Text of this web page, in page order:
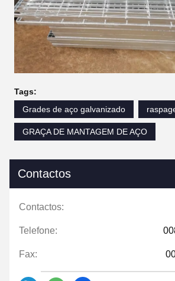
Tags:
Grades de aço galvanizado
GRAÇA DE MANTAGEM DE AÇO
Contactos
Contactos:
Telefone:
Fax: